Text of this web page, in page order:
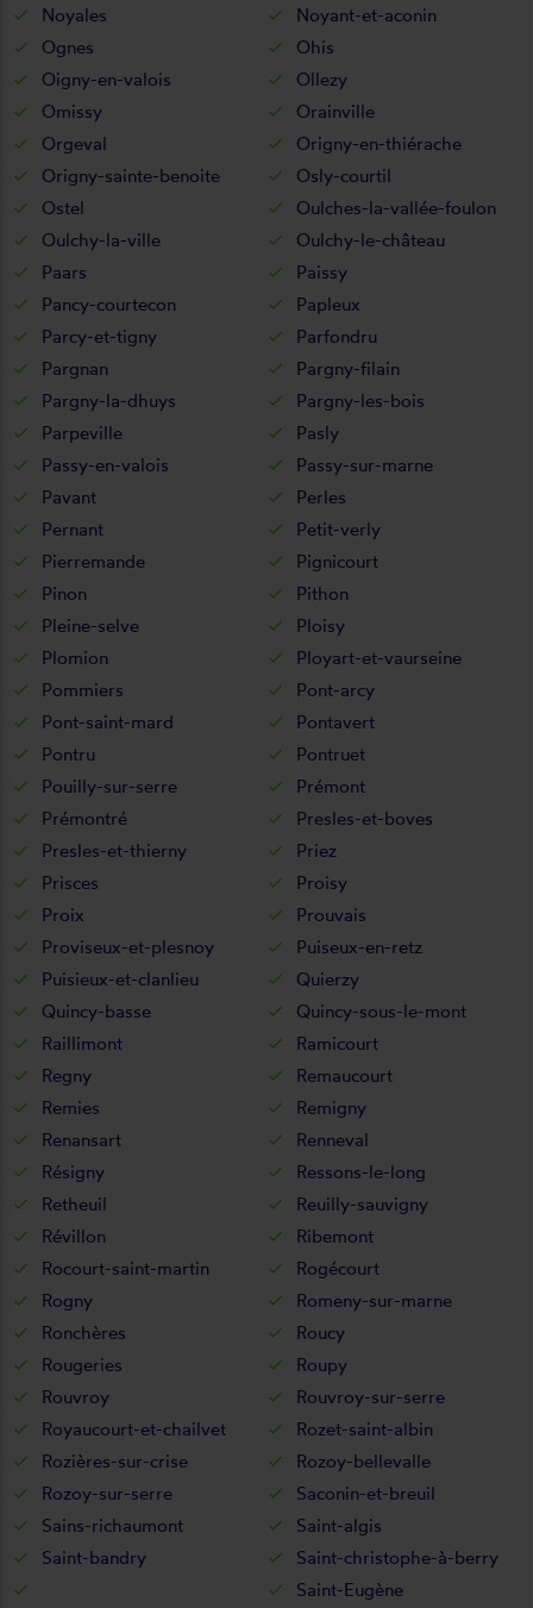
Noyales
Noyant-et-aconin
Ognes
Ohis
Oigny-en-valois
Ollezy
Omissy
Orainville
Orgeval
Origny-en-thiérache
Origny-sainte-benoite
Osly-courtil
Ostel
Oulches-la-vallée-foulon
Oulchy-la-ville
Oulchy-le-château
Paars
Paissy
Pancy-courtecon
Papleux
Parcy-et-tigny
Parfondru
Pargnan
Pargny-filain
Pargny-la-dhuys
Pargny-les-bois
Parpeville
Pasly
Passy-en-valois
Passy-sur-marne
Pavant
Perles
Pernant
Petit-verly
Pierremande
Pignicourt
Pinon
Pithon
Pleine-selve
Ploisy
Plomion
Ployart-et-vaurseine
Pommiers
Pont-arcy
Pont-saint-mard
Pontavert
Pontru
Pontruet
Pouilly-sur-serre
Prémont
Prémontré
Presles-et-boves
Presles-et-thierny
Priez
Prisces
Proisy
Proix
Prouvais
Proviseux-et-plesnoy
Puiseux-en-retz
Puisieux-et-clanlieu
Quierzy
Quincy-basse
Quincy-sous-le-mont
Raillimont
Ramicourt
Regny
Remaucourt
Remies
Remigny
Renansart
Renneval
Résigny
Ressons-le-long
Retheuil
Reuilly-sauvigny
Révillon
Ribemont
Rocourt-saint-martin
Rogécourt
Rogny
Romeny-sur-marne
Ronchères
Roucy
Rougeries
Roupy
Rouvroy
Rouvroy-sur-serre
Royaucourt-et-chailvet
Rozet-saint-albin
Rozières-sur-crise
Rozoy-bellevalle
Rozoy-sur-serre
Saconin-et-breuil
Sains-richaumont
Saint-algis
Saint-bandry
Saint-christophe-à-berry
Saint-Eugène